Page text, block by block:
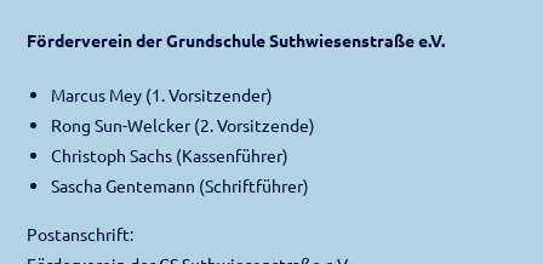
Förderverein der Grundschule Suthwiesenstraße e.V.
Marcus Mey (1. Vorsitzender)
Rong Sun-Welcker (2. Vorsitzende)
Christoph Sachs (Kassenführer)
Sascha Gentemann (Schriftführer)
Postanschrift: